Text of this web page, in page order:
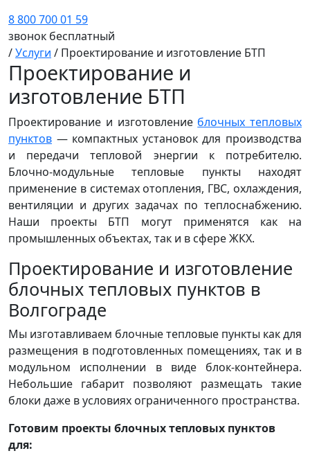
8 800 700 01 59
звонок бесплатный
/Услуги / Проектирование и изготовление БТП
Проектирование и
изготовление БТП
Проектирование и изготовление блочных тепловых
пунктов — компактных установок для производства
и передачи тепловой энергии к потребителю.
Блочно-модульные тепловые пункты находят
применение в системах отопления, ГВС, охлаждения,
вентиляции и других задачах по теплоснабжению.
Наши проекты БТП могут применятся как на
промышленных объектах, так и в сфере ЖКХ.
Проектирование и изготовление
блочных тепловых пунктов в
Волгограде
Мы изготавливаем блочные тепловые пункты как для
размещения в подготовленных помещениях, так и в
модульном исполнении в виде блок-контейнера.
Небольшие габарит позволяют размещать такие
блоки даже в условиях ограниченного пространства.
Готовим проекты блочных тепловых пунктов
для: